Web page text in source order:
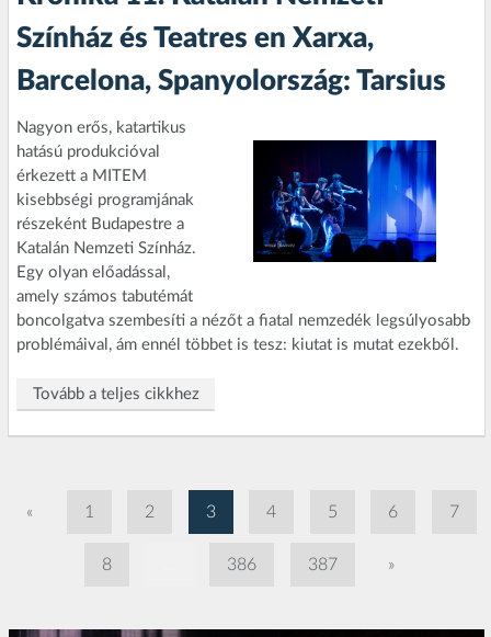
Színház és Teatres en Xarxa,
Barcelona, Spanyolország: Tarsius
Nagyon erős, katartikus
hatású produkcióval
érkezett a MITEM
kisebbségi programjának
részeként Budapestre a
Katalán Nemzeti Színház.
Egy olyan előadással,
amely számos tabutémát
boncolgatva szembesíti a nézőt a fiatal nemzedék legsúlyosabb
problémáival, ám ennél többet is tesz: kiutat is mutat ezekből.
Tovább a teljes cikkhez
« 1 2 3 4 5 6 7
8 386 387 »